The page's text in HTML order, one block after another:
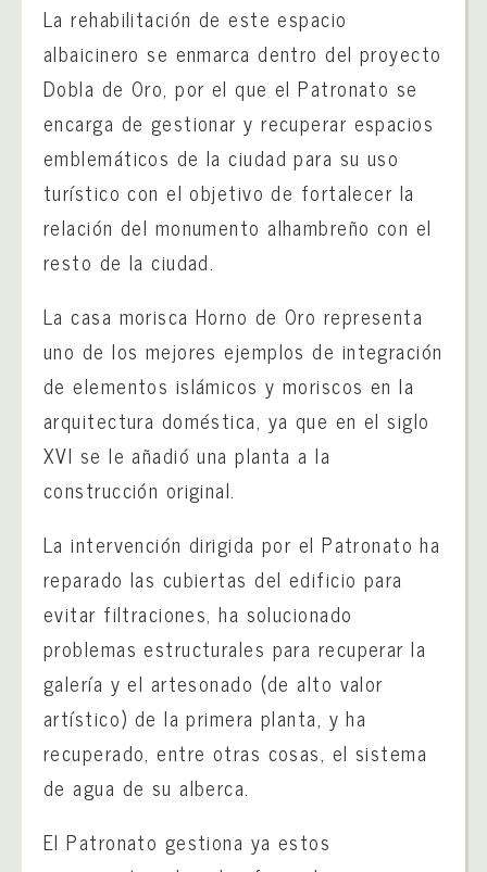
La rehabilitación de este espacio
albaicinero se enmarca dentro del proyecto
Dobla de Oro, por el que el Patronato se
encarga de gestionar y recuperar espacios
emblemáticos de la ciudad para su uso
turístico con el objetivo de fortalecer la
relación del monumento alhambreño con el
resto de la ciudad.
La casa morisca Horno de Oro representa
uno de los mejores ejemplos de integración
de elementos islámicos y moriscos en la
arquitectura doméstica, ya que en el siglo
XVI se le añadió una planta a la
construcción original.
La intervención dirigida por el Patronato ha
reparado las cubiertas del edificio para
evitar filtraciones, ha solucionado
problemas estructurales para recuperar la
galería y el artesonado (de alto valor
artístico) de la primera planta, y ha
recuperado, entre otras cosas, el sistema
de agua de su alberca.
El Patronato gestiona ya estos